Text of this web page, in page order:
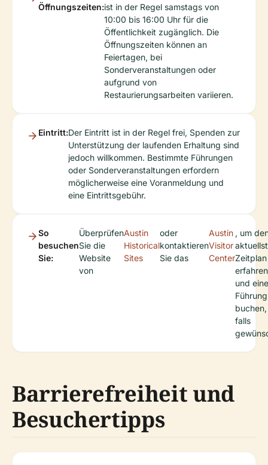
Öffnungszeiten:ist in der Regel samstags von
10:00 bis 16:00 Uhr für die
Öffentlichkeit zugänglich. Die
Öffnungszeiten können an
Feiertagen, bei
Sonderveranstaltungen oder
aufgrund von
Restaurierungsarbeiten variieren.
Eintritt:Der Eintritt ist in der Regel frei, Spenden zur
Unterstützung der laufenden Erhaltung sind
jedoch willkommen. Bestimmte Führungen
oder Sonderveranstaltungen erfordern
möglicherweise eine Voranmeldung und
eine Eintrittsgebühr.
So
besuchen
Sie:
Überprüfen
Sie die
Website
von
Austin
Historical
Sites
oder
kontaktieren
Sie das
Austin
Visitor
Center
, um
erfahren
und eine
buchen,
falls
Barrierefreiheit und
Besuchertipps